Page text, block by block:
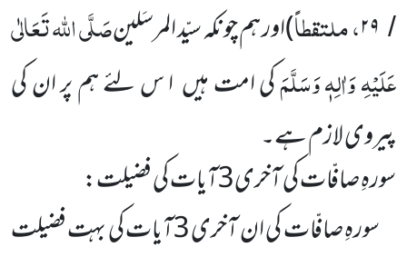
/ ۲۹، ملتقطاً)اور ہم چونکہ سیّد المرسَلینصَلَّی اللہ تَعَالٰی
عَلَیْہِ وَاٰلِہٖ وَسَلَّمَکی امت ہیں ا س لئے ہم پر ان کی
پیروی لازم ہے۔
سورہِ صافّات کی آخری3آیات کی فضیلت:
سورہِ صافّات کی ان آخری3آیات کی بہت فضیلت